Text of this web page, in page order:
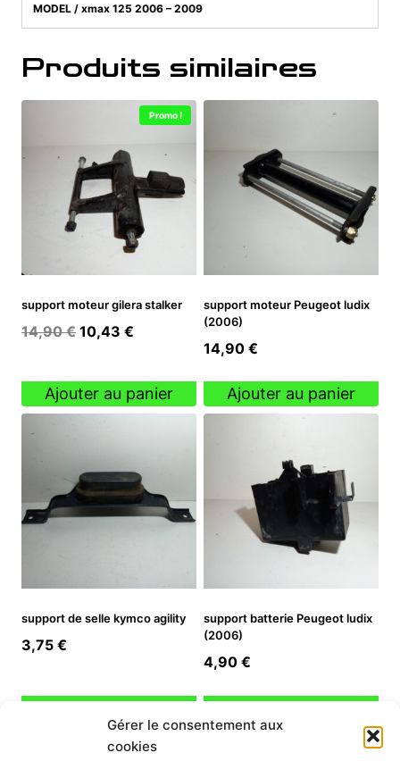
Gérer le consentement aux
cookies
MODEL / xmax 125 2006 – 2009
Produits similaires
Promo !
support moteur gilera stalker
14,90€ Le
était :
14,90 €.
10,43 €
est :
10,43 €.
Ajouter au panier
support moteur Peugeot ludix
(2006)
14,90 €
Ajouter au panier
support de selle kymco agility
3,75 €
Ajouter au panier
support batterie Peugeot ludix
(2006)
4,90 €
Ajouter au panier